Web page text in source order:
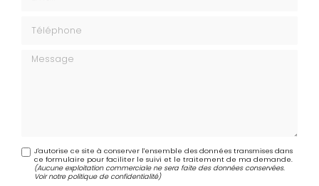
Message
J'autorise ce site à conserver l'ensemble des données transmises dans
ce formulaire pour faciliter le suivi et le traitement de ma demande.
(Aucune exploitation commerciale ne sera faite des données conservées.
Voir notrepolitique de confidentialité)